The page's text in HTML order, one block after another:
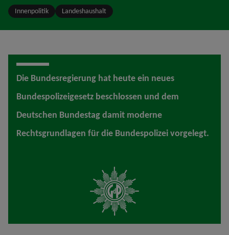
Innenpolitik Landeshaushalt
Die Bundesregierung hat heute ein neues
Bundespolizeigesetz beschlossen und dem
Deutschen Bundestag damit moderne
Rechtsgrundlagen für die Bundespolizei vorgelegt.